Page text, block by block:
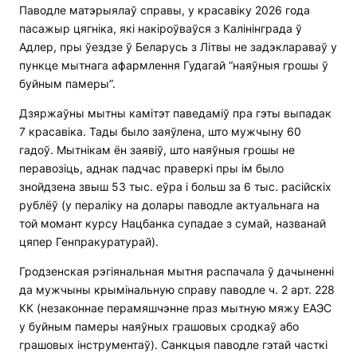
Паводле матэрыялаў справы, у красавіку 2026 года
пасажыр цягніка, які накіроўваўся з Калінінграда ў
Адлер, пры ўездзе ў Беларусь з Літвы не задэклараваў у
пункце мытнага афармлення Гудагай “наяўныя грошы ў
буйным памеры”.
Дзяржаўны мытны камітэт паведаміў пра гэты выпадак
7 красавіка. Тады было заяўлена, што мужчыну 60
гадоў. Мытнікам ён заявіў, што наяўныя грошы не
перавозіць, аднак падчас праверкі пры ім было
знойдзена звыш 53 тыс. еўра і больш за 6 тыс. расійскіх
рублёў (у пераліку на долары паводле актуальнага на
той момант курсу Нацбанка супадае з сумай, названай
цяпер Генпракуратурай).
Гродзенская рэгіянальная мытня распачала ў дачыненні
да мужчыны крымінальную справу паводле ч. 2 арт. 228
КК (незаконнае перамяшчэнне праз мытную мяжу ЕАЭС
у буйным памеры наяўных грашовых сродкаў або
грашовых інструментаў). Санкцыя паводле гэтай часткі